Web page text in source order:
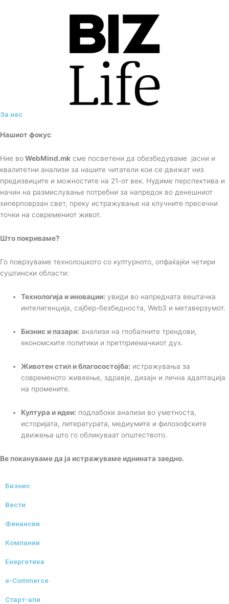
За нас
Нашиот фокус
Ние воWebMind.mk сме посветени да обезбедуваме јасни и
квалитетни анализи за нашите читатели кои се движат низ
предизвиците и можностите на 21-от век. Нудиме перспектива и
начин на размислување потребни за напредок во денешниот
хиперповрзан свет, преку истражување на клучните пресечни
точки на современиот живот.
Што покриваме?
Го поврзуваме технолошкото со културното, опфаќајќи четири
суштински области:
Технологија и иновации: увиди во напредната вештачка
интелигенција, сајбер-безбедноста, Web3 и метаверзумот.
Бизнис и пазари: анализи на глобалните трендови,
економските политики и претприемачкиот дух.
Животен стил и благосостојба: истражувања за
современото живеење, здравје, дизајн и лична адаптација
на промените.
Култура и идеи: подлабоки анализи во уметноста,
историјата, литературата, медиумите и филозофските
движења што го обликуваат општеството.
Ве покануваме да ја истражуваме иднината заедно.
Бизнис
Вести
Финансии
Компании
Енергетика
e-Commerce
Старт-апи